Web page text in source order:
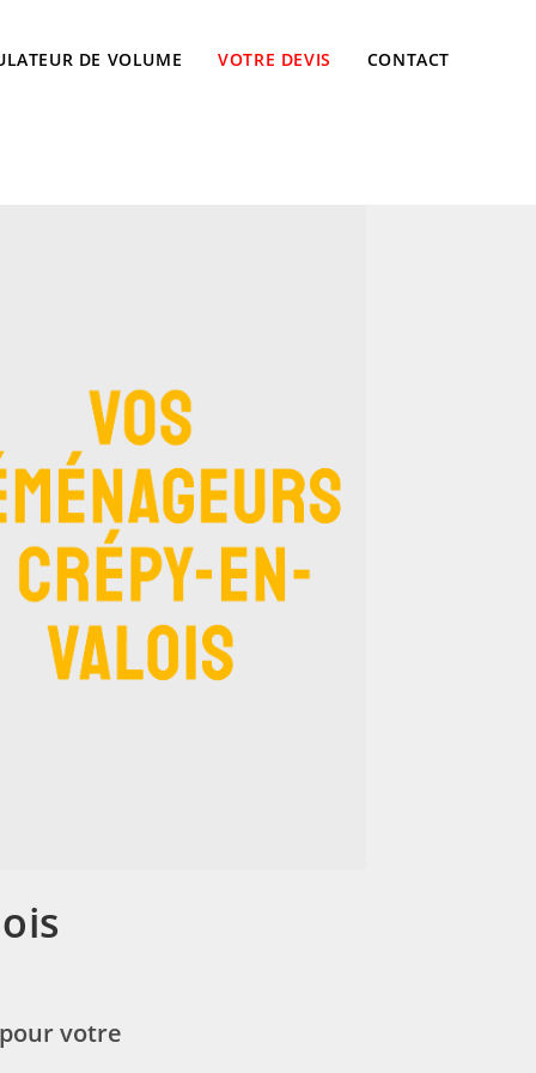
DE VOLUME VOTRE DEVIS CONTACT
votre